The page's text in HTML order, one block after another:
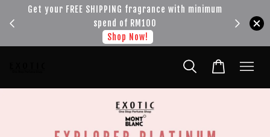
Get your FREE SHIPPING fragrance with minimum
spend of RM100
Shop Now!